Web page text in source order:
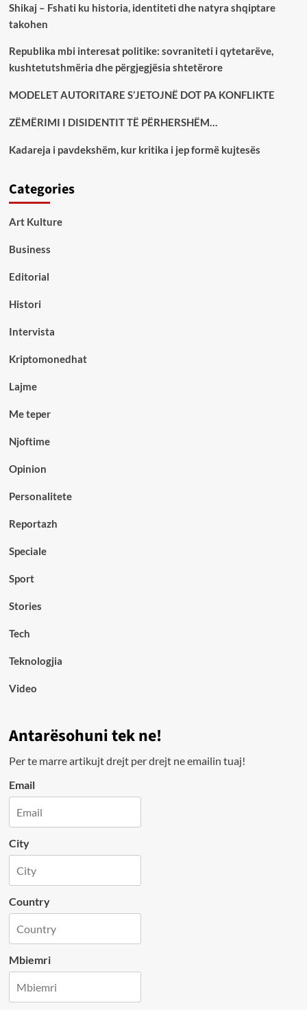
Shikaj – Fshati ku historia, identiteti dhe natyra shqiptare
takohen
Republika mbi interesat politike: sovraniteti i qytetarëve,
kushtetutshmëria dhe përgjegjësia shtetërore
MODELET AUTORITARE S’JETOJNË DOT PA KONFLIKTE
ZËMËRIMI I DISIDENTIT TË PËRHERSHËM…
Kadareja i pavdekshëm, kur kritika i jep formë kujtesës
Categories
Art Kulture
Business
Editorial
Histori
Intervista
Kriptomonedhat
Lajme
Me teper
Njoftime
Opinion
Personalitete
Reportazh
Speciale
Sport
Stories
Tech
Teknologjia
Video
Antarësohuni tek ne!
Per te marre artikujt drejt per drejt ne emailin tuaj!
Email
City
Country
Mbiemri